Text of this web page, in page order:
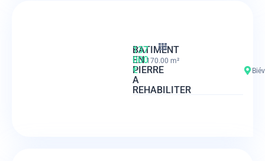
BATIMENT
EN
PIERRE
A
REHABILITER
137
000
€
170.00 m²